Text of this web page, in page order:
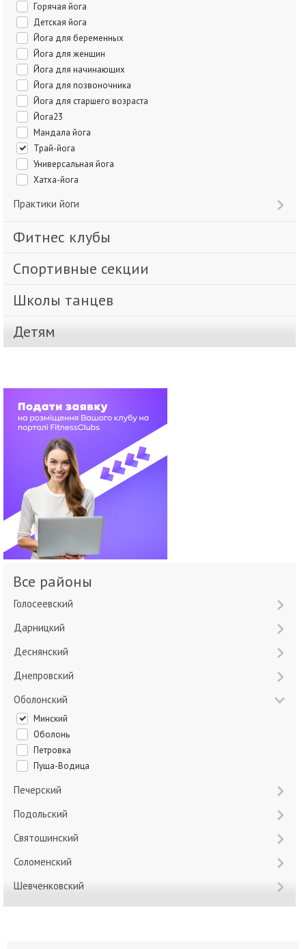
Горячая йога
Детская йога
Йога для беременных
Йога для женщин
Йога для начинающих
Йога для позвоночника
Йога для старшего возраста
Йога23
Мандала йога
Трай-йога
Универсальная йога
Хатха-йога
Практики йоги
Фитнес клубы
Спортивные секции
Школы танцев
Детям
Все районы
Голосеевский
Дарницкий
Деснянский
Днепровский
Оболонский
Минский
Оболонь
Петровка
Пуща-Водица
Печерский
Подольский
Святошинский
Соломенский
Шевченковский